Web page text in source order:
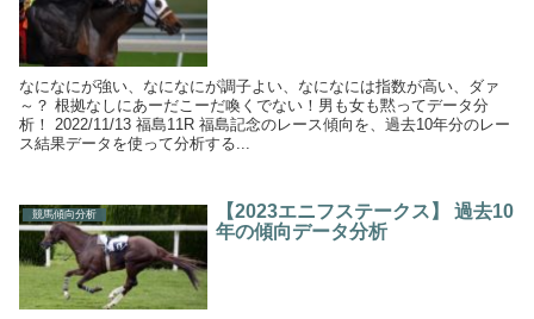
なになにが強い、なになにが調子よい、なになには指数が高い、ダァ
～？ 根拠なしにあーだこーだ喚くでない！男も女も黙ってデータ分
析！ 2022/11/13 福島11R 福島記念のレース傾向を、過去10年分のレー
ス結果データを使って分析する...
競馬傾向分析
【2023エニフステークス】 過去10
年の傾向データ分析